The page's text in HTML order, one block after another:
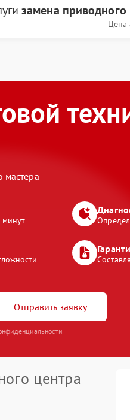
замена приводного
Цена
мастера
минут
Отправить заявку
центра